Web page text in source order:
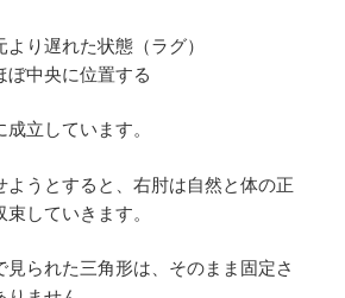
り遅れた状態（ラグ）
ぼ中央に位置する
立しています。
ようとすると、右肘は自然と体の正
していきます。
見られた三角形は、そのまま固定さ